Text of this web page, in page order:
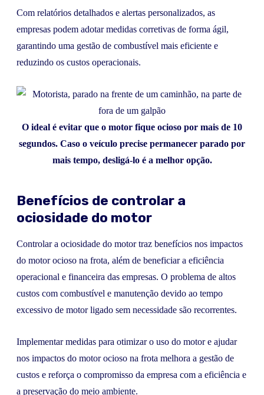
Com relatórios detalhados e alertas personalizados, as
empresas podem adotar medidas corretivas de forma ágil,
garantindo uma gestão de combustível mais eficiente e
reduzindo os custos operacionais.
O ideal é evitar que o motor fique ocioso por mais de 10
segundos. Caso o veículo precise permanecer parado por
mais tempo, desligá-lo é a melhor opção.
Benefícios de controlar a
ociosidade do motor
Controlar a ociosidade do motor traz benefícios nos impactos
do motor ocioso na frota, além de beneficiar a eficiência
operacional e financeira das empresas. O problema de altos
custos com combustível e manutenção devido ao tempo
excessivo de motor ligado sem necessidade são recorrentes.
Implementar medidas para otimizar o uso do motor e ajudar
nos impactos do motor ocioso na frota melhora a gestão de
custos e reforça o compromisso da empresa com a eficiência e
a preservação do meio ambiente.